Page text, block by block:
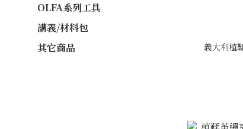
OLFA系列工具
講義/材料包
其它商品
義大利植